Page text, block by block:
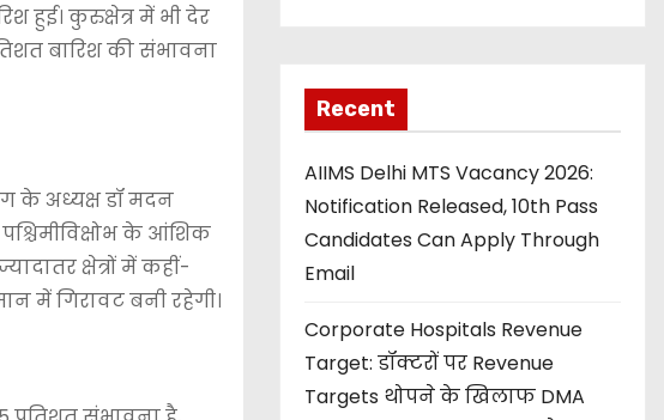
हुई। कुरुक्षेत्र में भी देर
बारिश की संभावना
के अध्यक्ष डॉ मदन
के आंशिक
क्षेत्रों में कहीं-
में गिरावट बनी रहेगी।
Recent
AIIMS Delhi MTS Vacancy 2026:
Notification Released, 10th Pass
Candidates Can Apply Through
Email
Corporate Hospitals Revenue
Target: डॉक्टरों पर Revenue
Targets थोपने के खिलाफ DMA